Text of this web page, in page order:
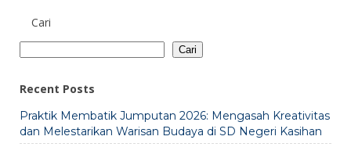
Cari
Cari
Recent Posts
Praktik Membatik Jumputan 2026: Mengasah Kreativitas
dan Melestarikan Warisan Budaya di SD Negeri Kasihan